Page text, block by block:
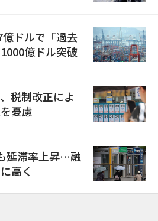
ドルで「過去
億ドル突破
税制改正によ
憂慮
延滞率上昇…融
高く